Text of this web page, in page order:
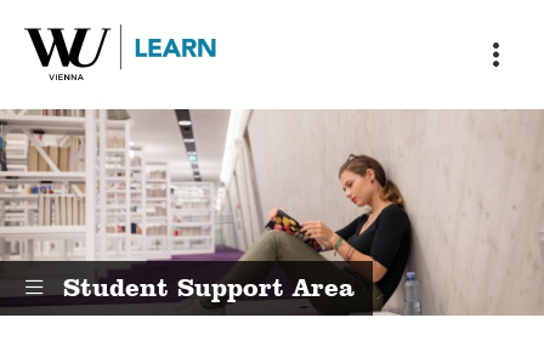
Wussten Sie schon,...?
Student Support Area